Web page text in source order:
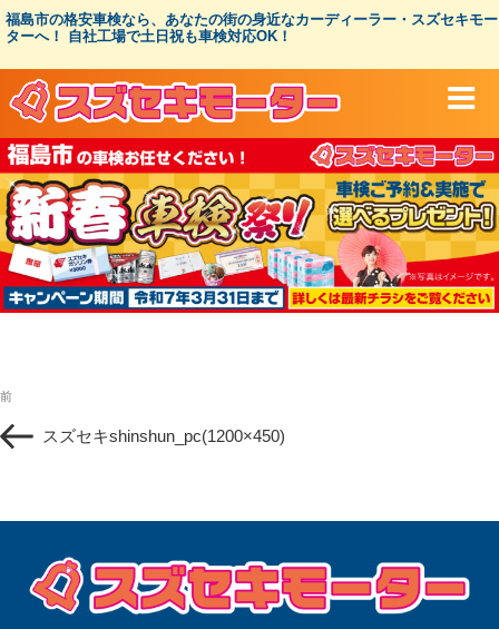
コ
ン
ツ
ス
キ
ッ
プ
福島市の格安車検なら、あなたの街の身近なカーディーラー・スズセキモー
ターへ！ 自社工場で土日祝も車検対応OK！
稿
ナ
ビ
シ
過
去
の
前
スズセキshinshun_pc(1200×450)